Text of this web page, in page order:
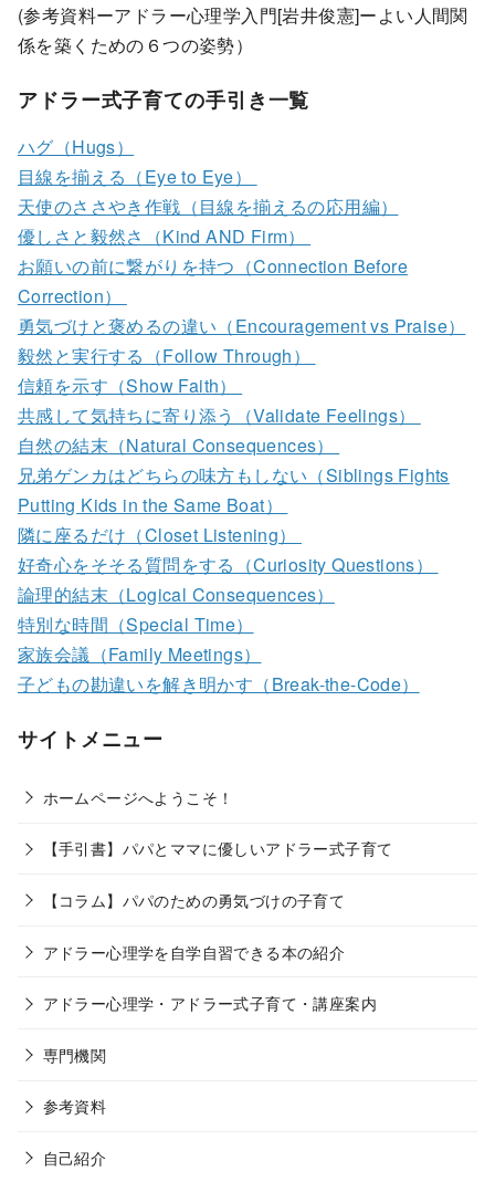
(参考資料ーアドラー心理学入門[岩井俊憲]ーよい人間関
係を築くための６つの姿勢）
アドラー式子育ての手引き一覧
ハグ（Hugs）
目線を揃える（Eye to Eye）
天使のささやき作戦（目線を揃えるの応用編）
優しさと毅然さ（Kind AND Firm）
お願いの前に繋がりを持つ（Connection Before
Correction）
勇気づけと褒めるの違い（Encouragement vs Praise）
毅然と実行する（Follow Through）
信頼を示す（Show Faith）
共感して気持ちに寄り添う（Validate Feelings）
自然の結末（Natural Consequences）
兄弟ゲンカはどちらの味方もしない（Siblings Fights
Putting Kids in the Same Boat）
隣に座るだけ（Closet Listening）
好奇心をそそる質問をする（Curiosity Questions）
論理的結末（Logical Consequences）
特別な時間（Special Time）
家族会議（Family Meetings）
子どもの勘違いを解き明かす（Break-the-Code）
サイトメニュー
ホームページへようこそ！
【手引書】パパとママに優しいアドラー式子育て
【コラム】パパのための勇気づけの子育て
アドラー心理学を自学自習できる本の紹介
アドラー心理学・アドラー式子育て・講座案内
専門機関
参考資料
自己紹介